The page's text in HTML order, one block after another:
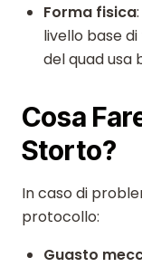
Forma fisica
livello base
del quad usa
Cosa
Storto?
In caso di
protocollo:
Guasto